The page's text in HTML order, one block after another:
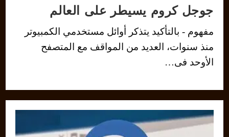
جوجل كروم يسيطر على العالم
مفهوم - بالتأكيد يتذكر أوائل مستخدمي الكمبيوتر
منذ سنوات، العديد من المواقف مع المتصفح
الأوحد فى…